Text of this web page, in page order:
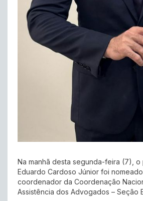
Na manhã desta segunda-feira (7), o
Eduardo Cardoso Júnior foi
coordenador da Coordenação
Assistência dos Advogados – Seção